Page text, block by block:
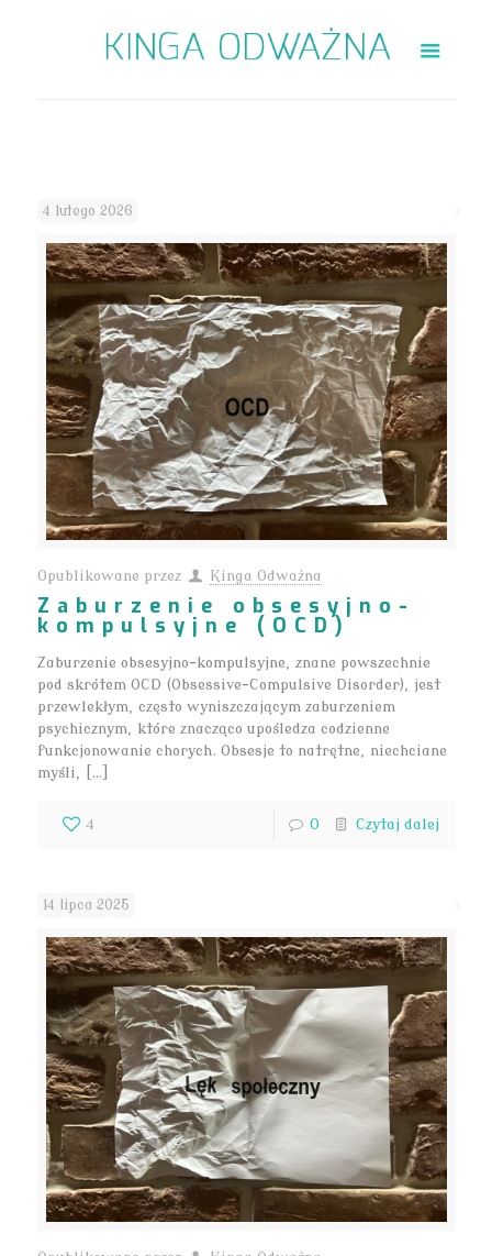
4 lutego 2026
Opublikowane przez Kinga Odważna
Zaburzenie obsesyjno-
kompulsyjne (OCD)
Zaburzenie obsesyjno-kompulsyjne, znane powszechnie
pod skrótem OCD (Obsessive-Compulsive Disorder), jest
przewlekłym, często wyniszczającym zaburzeniem
psychicznym, które znacząco upośledza codzienne
funkcjonowanie chorych. Obsesje to natrętne, niechciane
myśli, […]
4 0 Czytaj dalej
14 lipca 2025